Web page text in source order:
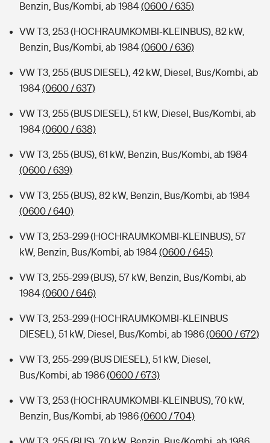
Benzin, Bus/Kombi, ab 1984(0600 / 635)
VW T3, 253 (HOCHRAUMKOMBI-KLEINBUS), 82 kW,
Benzin, Bus/Kombi, ab 1984(0600 / 636)
VW T3, 255 (BUS DIESEL), 42 kW, Diesel, Bus/Kombi, ab
1984(0600 / 637)
VW T3, 255 (BUS DIESEL), 51 kW, Diesel, Bus/Kombi, ab
1984(0600 / 638)
VW T3, 255 (BUS), 61 kW, Benzin, Bus/Kombi, ab 1984
(0600 / 639)
VW T3, 255 (BUS), 82 kW, Benzin, Bus/Kombi, ab 1984
(0600 / 640)
VW T3, 253-299 (HOCHRAUMKOMBI-KLEINBUS), 57
kW, Benzin, Bus/Kombi, ab 1984(0600 / 645)
VW T3, 255-299 (BUS), 57 kW, Benzin, Bus/Kombi, ab
1984(0600 / 646)
VW T3, 253-299 (HOCHRAUMKOMBI-KLEINBUS
DIESEL), 51 kW, Diesel, Bus/Kombi, ab 1986(0600 / 672)
VW T3, 255-299 (BUS DIESEL), 51 kW, Diesel,
Bus/Kombi, ab 1986(0600 / 673)
VW T3, 253 (HOCHRAUMKOMBI-KLEINBUS), 70 kW,
Benzin, Bus/Kombi, ab 1986(0600 / 704)